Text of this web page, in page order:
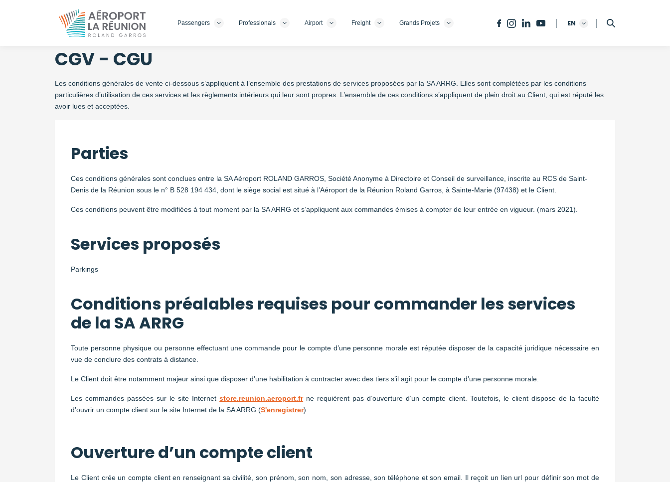
Passengers Professionals Airport Freight Grands Projets EN
CGV - CGU
Les conditions générales de vente ci-dessous s’appliquent à l’ensemble des prestations de services proposées par la SA ARRG. Elles sont complétées par les conditions
particulières d’utilisation de ces services et les règlements intérieurs qui leur sont propres. L’ensemble de ces conditions s’appliquent de plein droit au Client, qui est réputé les
avoir lues et acceptées.
Parties
Ces conditions générales sont conclues entre la SA Aéroport ROLAND GARROS, Société Anonyme à Directoire et Conseil de surveillance, inscrite au RCS de Saint-
Denis de la Réunion sous le n° B 528 194 434, dont le siège social est situé à l’Aéroport de la Réunion Roland Garros, à Sainte-Marie (97438) et le Client.
Ces conditions peuvent être modifiées à tout moment par la SA ARRG et s’appliquent aux commandes émises à compter de leur entrée en vigueur. (mars 2021).
Services proposés
Parkings
Conditions préalables requises pour commander les services
de la SA ARRG
Toute personne physique ou personne effectuant une commande pour le compte d’une personne morale est réputée disposer de la capacité juridique nécessaire en
vue de conclure des contrats à distance.
Le Client doit être notamment majeur ainsi que disposer d’une habilitation à contracter avec des tiers s’il agit pour le compte d’une personne morale.
Les commandes passées sur le site Internetstore.reunion.aeroport.frne requièrent pas d’ouverture d’un compte client. Toutefois, le client dispose de la faculté
d’ouvrir un compte client sur le site Internet de la SA ARRG (S'enregistrer)
Ouverture d’un compte client
Le Client crée un compte client en renseignant sa civilité, son prénom, son nom, son adresse, son téléphone et son email. Il reçoit un lien url pour définir son mot de